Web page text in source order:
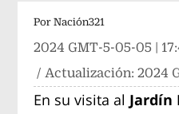
Por Nación321
2024 GMT-5-05-05 |
/ Actualización:2024
En su visita al Jardín